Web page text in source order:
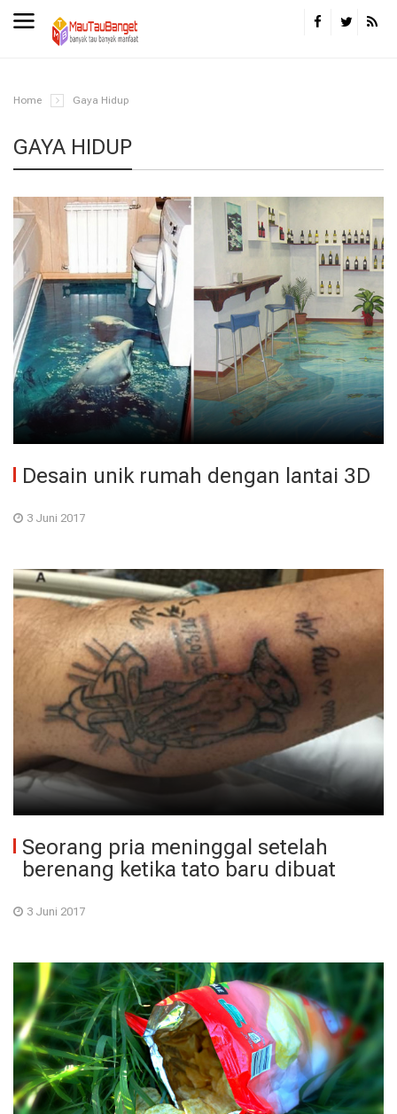
Home Gaya Hidup
GAYA HIDUP
Desain unik rumah dengan lantai 3D
3 Juni 2017
Seorang pria meninggal setelah
berenang ketika tato baru dibuat
3 Juni 2017